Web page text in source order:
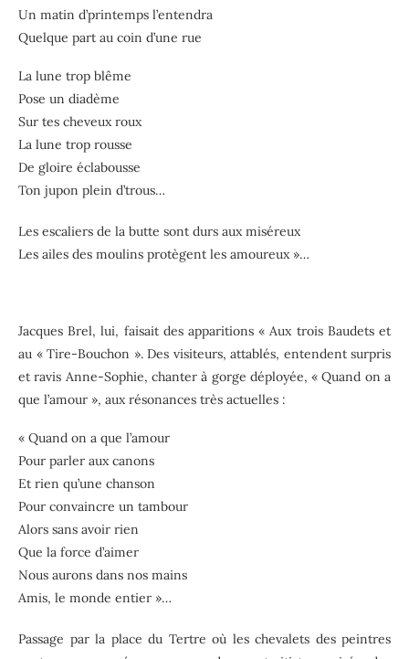
Un matin d’printemps l’entendra
Quelque part au coin d’une rue
La lune trop blême
Pose un diadème
Sur tes cheveux roux
La lune trop rousse
De gloire éclabousse
Ton jupon plein d’trous…
Les escaliers de la butte sont durs aux miséreux
Les ailes des moulins protègent les amoureux »…
Jacques Brel, lui, faisait des apparitions « Aux trois Baudets et
au « Tire-Bouchon ». Des visiteurs, attablés, entendent surpris
et ravis Anne-Sophie, chanter à gorge déployée, « Quand on a
que l’amour », aux résonances très actuelles :
« Quand on a que l’amour
Pour parler aux canons
Et rien qu’une chanson
Pour convaincre un tambour
Alors sans avoir rien
Que la force d’aimer
Nous aurons dans nos mains
Amis, le monde entier »…
Passage par la place du Tertre où les chevalets des peintres